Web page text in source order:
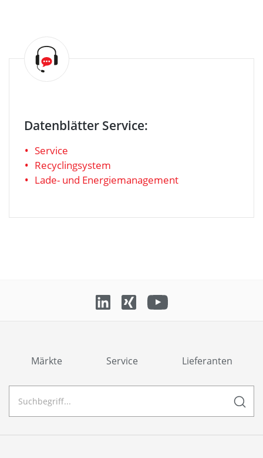
Datenblätter Service:
Service
Recyclingsystem
Lade- und Energiemanagement
Märkte Service Lieferanten